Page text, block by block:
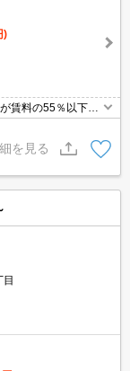
)
賃料の55％以下に
角部屋２面採
を見る
目